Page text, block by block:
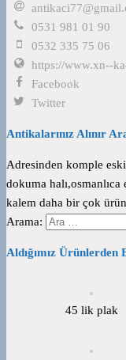
0531 981 01 90
0532 335 75 06
https://www.xn--
Facebook
Twitter
Antikalarınız Alınır
Adresinden komple
dokuma
kalem daha bir çok
Arama:
Aldığımız Ürünlerden
45 lik plak